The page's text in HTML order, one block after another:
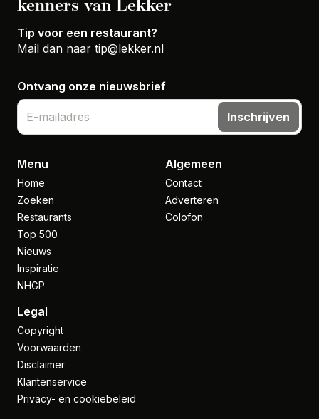
Tip voor een restaurant?
Mail dan naar tip@lekker.nl
Ontvang onze nieuwsbrief
Inschrijven
Menu
Home
Zoeken
Restaurants
Top 500
Nieuws
Inspiratie
NHGP
Algemeen
Contact
Adverteren
Colofon
Legal
Copyright
Voorwaarden
Disclaimer
Klantenservice
Privacy- en cookiebeleid